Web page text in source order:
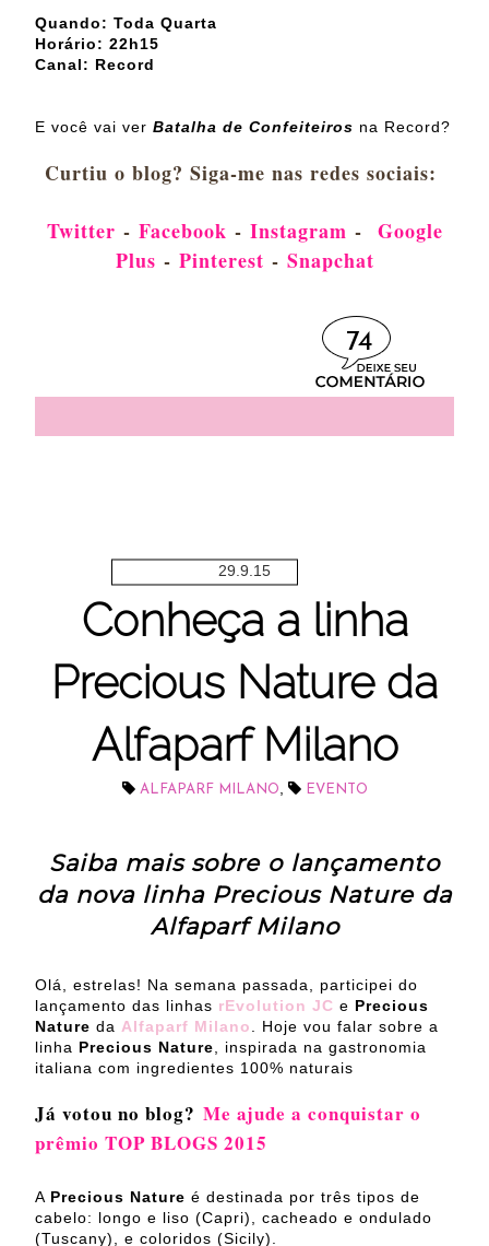
Quando: Toda Quarta
Horário: 22h15
Canal: Record
E você vai ver Batalha de Confeiteiros na Record?
Curtiu o blog? Siga-me nas redes sociais:
Twitter - Facebook - Instagram - Google
Plus - Pinterest - Snapchat
74
29.9.15
Conheça a linha
Precious Nature da
Alfaparf Milano
ALFAPARF MILANO EVENTO
Saiba mais sobre o lançamento
da nova linha Precious Nature da
Alfaparf Milano
Olá, estrelas! Na semana passada, participei do
lançamento das linhas rEvolution JC e Precious
Nature da Alfaparf Milano
. Hoje vou falar sobre a
linha Precious Nature , inspirada na gastronomia
italiana com ingredientes 100% naturais
Já votou no blog? Me ajude a conquistar o
prêmio TOP BLOGS 2015
A Precious Nature é destinada por três tipos de
cabelo: longo e liso (Capri), cacheado e ondulado
(Tuscany), e coloridos (Sicily).